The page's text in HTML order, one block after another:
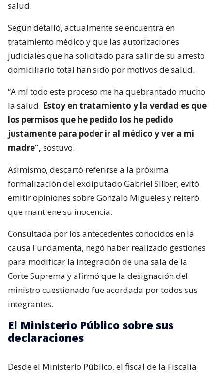
salud.
Según detalló, actualmente se encuentra en
tratamiento médico y que las autorizaciones
judiciales que ha solicitado para salir de su arresto
domiciliario total han sido por motivos de salud.
“A mí todo este proceso me ha quebrantado mucho
la salud. Estoy en tratamiento y la verdad es que
los permisos que he pedido los he pedido
justamente para poder ir al médico y ver a mi
madre”, sostuvo.
Asimismo, descartó referirse a la próxima
formalización del exdiputado Gabriel Silber, evitó
emitir opiniones sobre Gonzalo Migueles y reiteró
que mantiene su inocencia.
Consultada por los antecedentes conocidos en la
causa Fundamenta, negó haber realizado gestiones
para modificar la integración de una sala de la
Corte Suprema y afirmó que la designación del
ministro cuestionado fue acordada por todos sus
integrantes.
El Ministerio Público sobre sus
declaraciones
Desde el Ministerio Público, el fiscal de la Fiscalía